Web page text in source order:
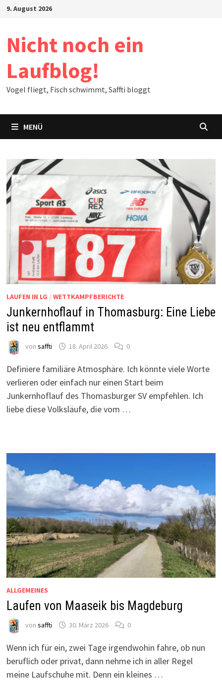
Zum9. August 2026
Nicht noch ein
Laufblog!
Vogel fliegt, Fisch schwimmt, Saffti bloggt
MENÜ
LAUFEN IN LG / WETTKAMPFBERICHTE
Junkernhoflauf in Thomasburg: Eine Liebe
ist neu entflammt
von saffti 18. April 2026 0
Definiere familiäre Atmosphäre. Ich könnte viele Worte
verlieren oder einfach nur einen Start beim
Junkernhoflauf des Thomasburger SV empfehlen. Ich
liebe diese Volksläufe, die vom …
ALLGEMEINES
Laufen von Maaseik bis Magdeburg
von saffti 30. März 2026 0
Wenn ich für ein, zwei Tage irgendwohin fahre, ob nun
beruflich oder privat, dann nehme ich in aller Regel
meine Laufschuhe mit. Denn ein kleines …